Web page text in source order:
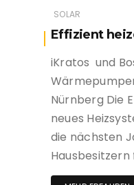
SOLAR
Effizient
iKratos und
Nürnberg Die
neues
die nächsten